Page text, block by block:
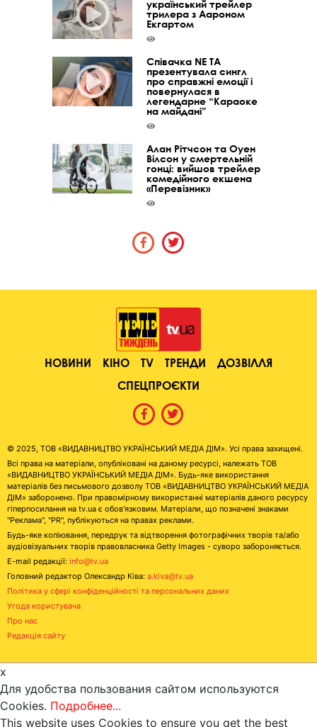
український трейлер
трилера з Аароном
Екгартом
Співачка NE TA
презентувала сингл
про справжні емоції і
повернулася в
легендарне “Караоке
на майдані”
Алан Рітчсон та Оуен
Вілсон у смертельній
гонці: вийшов трейлер
комедійного екшена
«Перевізник»
НОВИНИ КІНО TV ТРЕНДИ
ДОЗВІЛЛЯ
СПЕЦПРОЄКТИ
© 2025, ТОВ «ВИДАВНИЦТВО УКРАЇНСЬКИЙ МЕДІА ДІМ». Усі права захищені.
Всі права на матеріали, опубліковані на даному ресурсі, належать ТОВ
«ВИДАВНИЦТВО УКРАЇНСЬКИЙ МЕДІА ДІМ». Будь-яке використання
матеріалів без письмового дозволу ТОВ «ВИДАВНИЦТВО УКРАЇНСЬКИЙ МЕДІА
ДІМ» заборонено. При правомірному використанні матеріалів даного ресурсу
гіперпосилання на tv.ua є обов'язковим. Матеріали, що позначені знаками
"Реклама", "PR", публікуються на правах реклами.
Будь-яке копіювання, передрук та відтворення фотографічних творів та/або
аудіовізуальних творів правовласника Getty Images - суворо забороняється.
E-mail редакції: info@tv.ua
Головний редактор Олександр Ківа: a.kiva@tv.ua
Політика у сфері конфіденційності та персональних даних
Угода користувача
Про нас
Редакція сайту
x
Для удобства пользования сайтом используются
Cookies. Подробнее...
This website uses Cookies to ensure you get the best